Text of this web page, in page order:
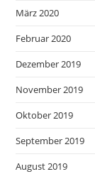
März 2020
Februar 2020
Dezember 2019
November 2019
Oktober 2019
September 2019
August 2019